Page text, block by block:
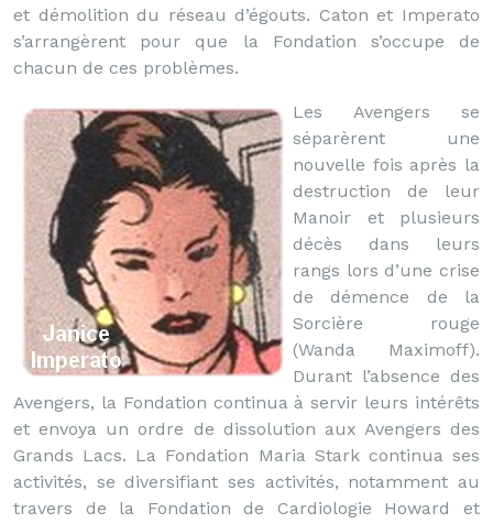
et démolition du réseau d’égouts. Caton et Imperato
s’arrangèrent pour que la Fondation s’occupe de
chacun de ces problèmes.
Les Avengers se
séparèrent une
nouvelle fois après la
destruction de leur
Manoir et plusieurs
décès dans leurs
rangs lors d’une crise
de démence de la
Sorcière rouge
(Wanda Maximoff).
Durant l’absence des
Avengers, la Fondation continua à servir leurs intérêts
et envoya un ordre de dissolution aux Avengers des
Grands Lacs. La Fondation Maria Stark continua ses
activités, se diversifiant ses activités, notamment au
travers de la Fondation de Cardiologie Howard et